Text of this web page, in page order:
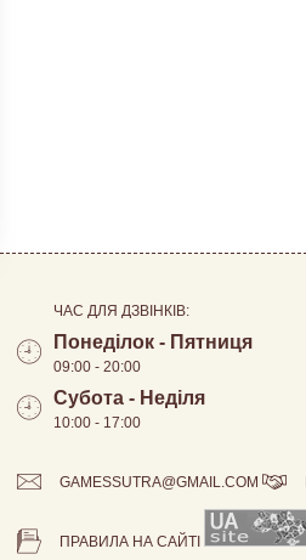
ЧАС ДЛЯ ДЗВІНКІВ:
Понеділок - Пятниця
09:00 - 20:00
Субота - Неділя
10:00 - 17:00
GAMESSUTRA@GMAIL.COM
ПРАВИЛА НА САЙТІ